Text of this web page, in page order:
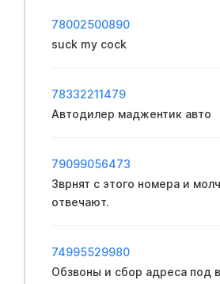
78002500890
suck my cock
78332211479
Автодилер маджентик авто
79099056473
Зврнят с этого номера и
отвечают.
74995529980
Обзвоны и сбор адреса под